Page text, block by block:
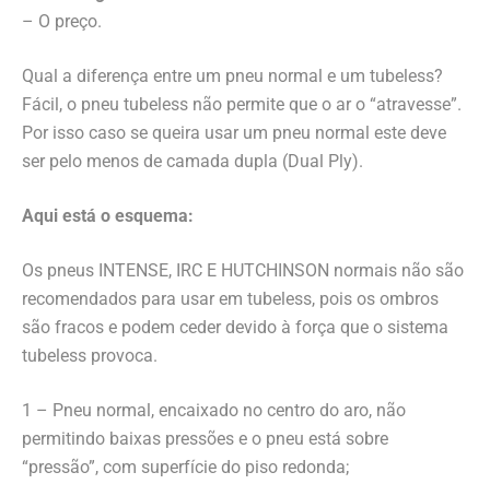
– O preço.
Qual a diferença entre um pneu normal e um tubeless?
Fácil, o pneu tubeless não permite que o ar o “atravesse”.
Por isso caso se queira usar um pneu normal este deve
ser pelo menos de camada dupla (Dual Ply).
Aqui está o esquema:
Os pneus INTENSE, IRC E HUTCHINSON normais não são
recomendados para usar em tubeless, pois os ombros
são fracos e podem ceder devido à força que o sistema
tubeless provoca.
1 – Pneu normal, encaixado no centro do aro, não
permitindo baixas pressões e o pneu está sobre
“pressão”, com superfície do piso redonda;